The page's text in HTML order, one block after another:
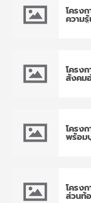
โครง
ความ
ปกค
โครง
สังคม
โครง
พร้อม
บริห
โครง
ส่วนท้